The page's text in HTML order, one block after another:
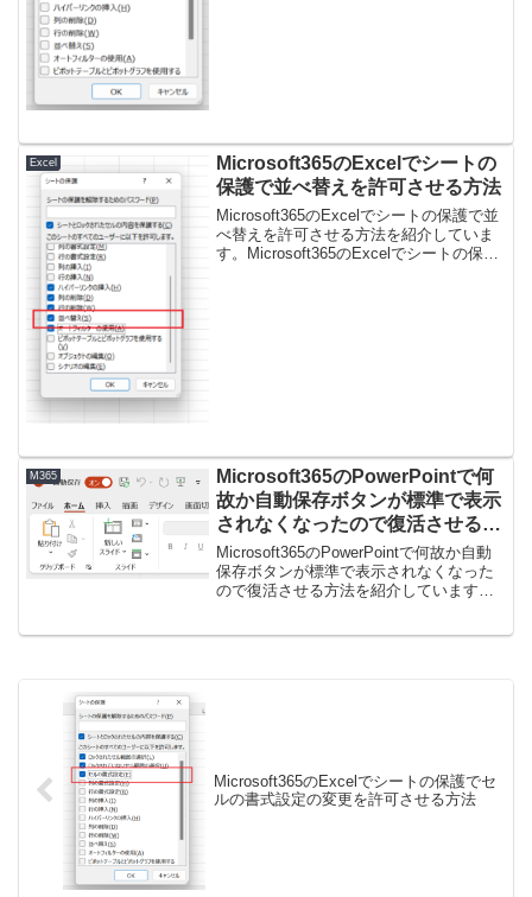
Excel
Microsoft365のExcelでシートの
保護で並べ替えを許可させる方法
Microsoft365のExcelでシートの保護で並
べ替えを許可させる方法を紹介していま
す。Microsoft365のExcelでシートの保護
M365
Microsoft365のPowerPointで何
故か自動保存ボタンが標準で表示
されなくなったので復活させる方
法
Microsoft365のPowerPointで何故か自動
保存ボタンが標準で表示されなくなった
ので復活させる方法を紹介しています。
Microsoft365のExcelでシートの保護でセ
ルの書式設定の変更を許可させる方法